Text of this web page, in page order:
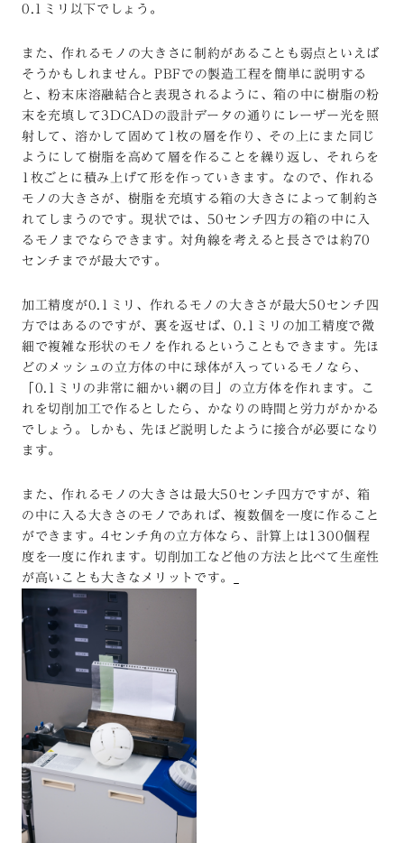
0.1ミリ以下でしょう。
また、作れるモノの大きさに制約があることも弱点といえば
そうかもしれません。PBFでの製造工程を簡単に説明する
と、粉末床溶融結合と表現されるように、箱の中に樹脂の粉
末を充填して3DCADの設計データの通りにレーザー光を照
射して、溶かして固めて1枚の層を作り、その上にまた同じ
ようにして樹脂を高めて層を作ることを繰り返し、それらを
1枚ごとに積み上げて形を作っていきます。なので、作れる
モノの大きさが、樹脂を充填する箱の大きさによって制約さ
れてしまうのです。現状では、50センチ四方の箱の中に入
るモノまでならできます。対角線を考えると長さでは約70
センチまでが最大です。
加工精度が0.1ミリ、作れるモノの大きさが最大50センチ四
方ではあるのですが、裏を返せば、0.1ミリの加工精度で微
細で複雑な形状のモノを作れるということもできます。先ほ
どのメッシュの立方体の中に球体が入っているモノなら、
「0.1ミリの非常に細かい網の目」の立方体を作れます。こ
れを切削加工で作るとしたら、かなりの時間と労力がかかる
でしょう。しかも、先ほど説明したように接合が必要になり
ます。
また、作れるモノの大きさは最大50センチ四方ですが、箱
の中に入る大きさのモノであれば、複数個を一度に作ること
ができます。4センチ角の立方体なら、計算上は1300個程
度を一度に作れます。切削加工など他の方法と比べて生産性
が高いことも大きなメリットです。